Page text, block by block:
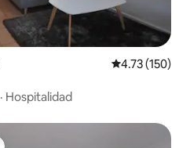
Calificación
4.73 (150)
· Hospitalidad